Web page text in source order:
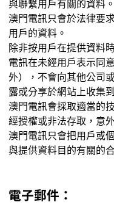
與聯繫用戶有關的資料。
澳門電訊只會於法律要
用戶的資料。
除非按用戶在提供資料
電訊在未經用戶表示同
外），不會向其他公司
露或分享於網站上收集
澳門電訊會採取適當的
經授權或非法存取，意
澳門電訊只會把用戶或
與提供資料目的有關的
電子郵件：